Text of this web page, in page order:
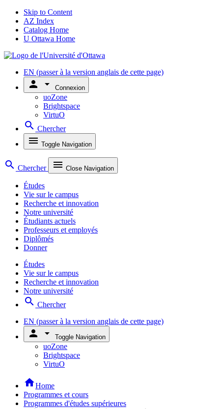
Skip to Content
AZ Index
Catalog Home
U Ottawa Home
EN (passer à la version anglais de cette page)
person arrow_drop_down Connexion
uoZone
Brightspace
VirtuO
search Chercher
menu Toggle Navigation
search Chercher menu Close Navigation
Études
Vie sur le campus
Recherche et innovation
Notre université
Étudiants actuels
Professeurs et employés
Diplômés
Donner
Études
Vie sur le campus
Recherche et innovation
Notre université
search Chercher
EN (passer à la version anglais de cette page)
person arrow_drop_down Toggle Navigation
uoZone
Brightspace
VirtuO
homeHome
Programmes et cours
Programmes d'études supérieures